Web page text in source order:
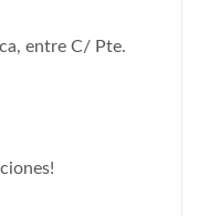
entre C/ Pte.